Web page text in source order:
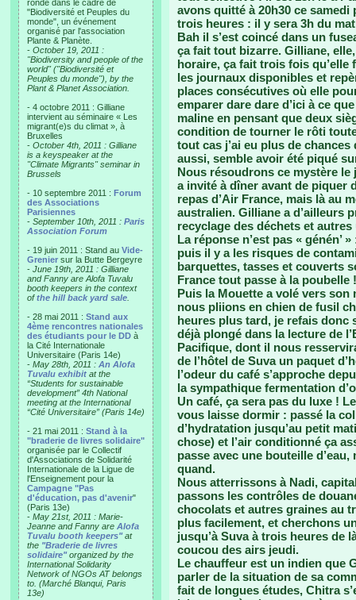
ronde dans le cadre de
"Biodiversité et Peuples du
monde", un événement
organisé par l'association
Plante & Planète.
- October 19, 2011 :
"Biodiversity and people of the
world" ("Biodiversité et
Peuples du monde"), by the
Plant & Planet Association.
- 4 octobre 2011 : Gilliane
intervient au séminaire « Les
migrant(e)s du climat », à
Bruxelles
- October 4th, 2011 : Gilliane
is a keyspeaker at the
"Climate Migrants" seminar in
Brussels
- 10 septembre 2011 : Forum
des Associations
Parisiennes
- September 10th, 2011 : Paris
Association Forum
- 19 juin 2011 : Stand au Vide-
Grenier sur la Butte Bergeyre
- June 19th, 2011 : Gilliane
and Fanny are Alofa Tuvalu
booth keepers in the context
ofthe hill back yard sale
- 28 mai 2011 : Stand aux
4ème rencontres nationales
des étudiants pour le DD à
la Cité Internationale
Universitaire (Paris 14e)
- May 28th, 2011 : An Alofa
Tuvalu exhibit at the
“Students for sustainable
development” 4th National
meeting at the International
“Cité Universitaire” (Paris 14e)
- 21 mai 2011 : Stand à la
"braderie de livres solidaire"
organisée par le Collectif
d'Associations de Solidarité
Internationale de la Ligue de
l'Enseignement pour la
Campagne "Pas
d'éducation, pas d'avenir"
(Paris 13e)
- May 21st, 2011 : Marie-
Jeanne and Fanny are Alofa
Tuvalu booth keepers"at
the "Braderie de livres
solidaire"organized by the
International Solidarity
Network of NGOs AT belongs
to. (Marché Blanqui, Paris
13e)
avons quitté à 20h30 ce
trois heures : il y sera 3h du
Bah il s’est coincé dans un
ça fait tout bizarre. Gilliane,
horaire, ça fait trois fois qu’elle
les journaux disponibles et
places consécutives où elle
emparer dare dare d’ici à ce
maline en pensant que deux
condition de tourner le rôti
tout cas j’ai eu plus de
aussi, semble avoir été piqué
Nous résoudrons ce mystère
a invité à dîner avant de piquer
repas d’Air France, mais là au
australien. Gilliane a d’ailleurs
recyclage des déchets et
La réponse n’est pas « génén’
puis il y a les risques de
barquettes, tasses et couverts
France tout passe à la poubelle !
Puis la Mouette a volé vers
nous pliions en chien de fusil
heures plus tard, je refais donc
déjà plongé dans la lecture de
Pacifique, dont il nous
de l’hôtel de Suva un paquet
l’odeur du café s’approche
la sympathique fermentation
Un café, ça sera pas du luxe !
vous laisse dormir : passé la
d’hydratation jusqu’au petit
chose) et l’air conditionné ça
passe avec une bouteille
quand.
Nous atterrissons à Nadi,
passons les contrôles de
chocolats et autres graines au
plus facilement, et cherchons
jusqu’à Suva à trois heures de
coucou des airs jeudi.
Le chauffeur est un indien que
parler de la situation de sa
fait de longues études, Chitra